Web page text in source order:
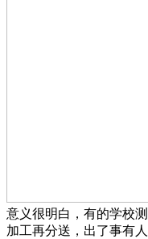
意义很明白，有的学校
加工再分送，出了事有